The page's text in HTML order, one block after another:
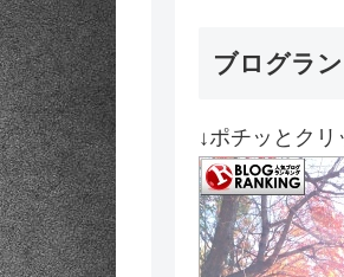
ブログラ
↓ポチッとクリ